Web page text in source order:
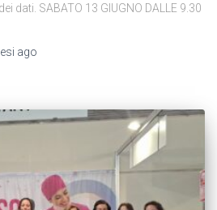
dati. SABATO 13 GIUGNO DALLE 9.30
ago